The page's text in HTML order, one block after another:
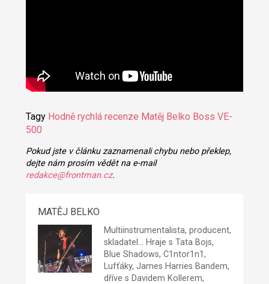
Tagy Hodně rychlá recenze Matěj Belko Boss VE-
500
Pokud jste v článku zaznamenali chybu nebo překlep,
dejte nám prosím vědět na e-mail
redakce@frontman.cz.
MATĚJ BELKO
Multiinstrumentalista, producent,
skladatel... Hraje s Tata Bojs,
Blue Shadows, C1ntor1n1,
Lufťáky, James Harries Bandem,
dříve s Davidem Kollerem,